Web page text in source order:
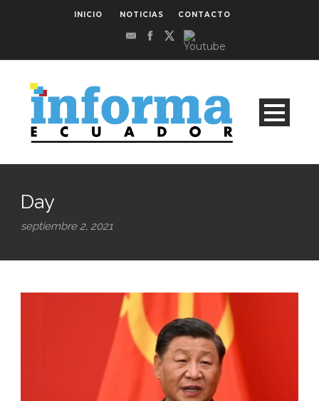
INICIO NOTICIAS CONTACTO
Day
septiembre 2, 2021